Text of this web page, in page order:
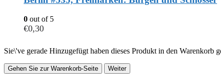
0 out of 5
€0,30
Sie\'ve gerade Hinzugefügt haben dieses Produkt in den Warenkorb
Gehen Sie zur Warenkorb-Seite Weiter